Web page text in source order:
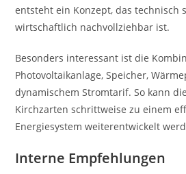
entsteht ein Konzept, das technisch
wirtschaftlich nachvollziehbar ist.
Besonders interessant ist die
Photovoltaikanlage, Speicher,
dynamischem Stromtarif. So kann
Kirchzarten schrittweise zu einem
Energiesystem weiterentwickelt
Interne Empfehlungen